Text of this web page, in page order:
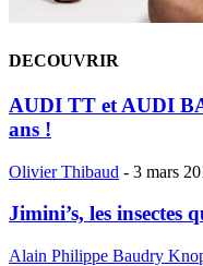
DECOUVRIR
AUDI TT et AUDI
ans !
Olivier Thibaud - 3 mars
Jimini’s, les insectes
Alain Philippe Baudry